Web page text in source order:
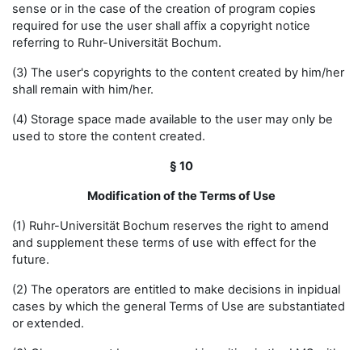
sense or in the case of the creation of program copies
required for use the user shall affix a copyright notice
referring to Ruhr-Universität Bochum.
(3) The user's copyrights to the content created by him/her
shall remain with him/her.
(4) Storage space made available to the user may only be
used to store the content created.
§ 10
Modification of the Terms of Use
(1) Ruhr-Universität Bochum reserves the right to amend
and supplement these terms of use with effect for the
future.
(2) The operators are entitled to make decisions in inpidual
cases by which the general Terms of Use are substantiated
or extended.